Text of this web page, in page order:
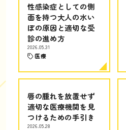
性感染症としての側
面を持つ大人の水い
ぼの原因と適切な受
診の進め方
2026.05.31
医療
唇の腫れを放置せず
適切な医療機関を見
つけるための手引き
2026.05.28